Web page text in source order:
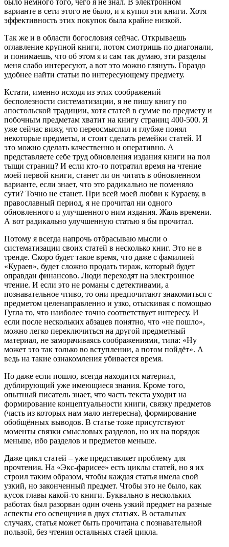
варианте в сети этого не было, и я купил эти книги. Хотя
эффективность этих покупок была крайне низкой.
Так же и в области богословия сейчас. Открываешь
оглавление крупной книги, потом смотришь по диагонали,
и понимаешь, что об этом я и сам так думаю, эти разделы
меня слабо интересуют, а вот это можно глянуть. Гораздо
удобнее найти статьи по интересующему предмету.
Кстати, именно исходя из этих соображений
бесполезности систематизации, я не пишу книгу по
апостольской традиции, хотя статей в сумме по предмету и
побочным предметам хватит на книгу страниц 400-500. Я
уже сейчас вижу, что переосмыслил и глубже понял
некоторые предметы, и стоит сделать ремейки статей. И
это можно сделать качественно и оперативно. А
представляете себе труд обновления издания книги на пол
тыщи страниц? И если кто-то потратил время на чтение
моей первой книги, станет ли он читать в обновленном
варианте, если знает, что это радикально не поменяло
сути? Точно не станет. При всей моей любви к Кураеву, в
православный период, я не прочитал ни одного
обновленного и улучшенного ним издания. Жаль времени.
А вот радикально улучшенную статью я бы прочитал.
Потому я всегда напрочь отбрасываю мысли о
систематизации своих статей в несколько книг. Это не в
тренде. Скоро будет такое время, что даже с фамилией
«Кураев», будет сложно продать тираж, который будет
оправдан финансово. Люди переходят на электронное
чтение. И если это не романы с детективами, а
познавательное чтиво, то они предпочитают знакомиться с
предметом целенаправленно и узко, отыскивая с помощью
Гугла то, что наиболее точно соответствует интересу. И
если после нескольких абзацев понятно, что «не пошло»,
можно легко переключиться на другой предметный
материал, не заморачиваясь соображениями, типа: «Ну
может это так только во вступлении, а потом пойдёт». А
ведь на такие ознакомления убивается время.
Но даже если пошло, всегда находится материал,
дублирующий уже имеющиеся знания. Кроме того,
опытный писатель знает, что часть текста уходит на
формирование концептуальности книги, связку предметов
(часть из которых нам мало интересна), формирование
обобщённых выводов. В статье тоже присутствуют
моменты связки смысловых разделов, но их на порядок
меньше, ибо разделов и предметов меньше.
Даже цикл статей – уже представляет проблему для
прочтения. На «Экс-фарисее» есть циклы статей, но я их
строил таким образом, чтобы каждая статья имела свой
узкий, но законченный предмет. Чтобы это не было, как
кусок главы какой-то книги. Буквально в нескольких
работах был разорван один очень узкий предмет на разные
аспекты его освещения в двух статьях. В остальных
случаях, статья может быть прочитана с познавательной
пользой, без чтения остальных стаей цикла.